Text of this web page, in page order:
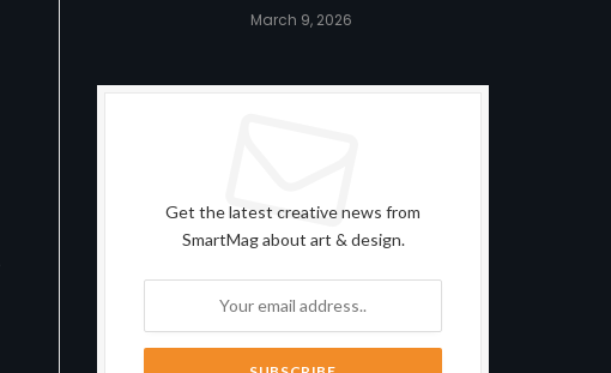
March 9, 2026
Get the latest creative news from
SmartMag about art & design.